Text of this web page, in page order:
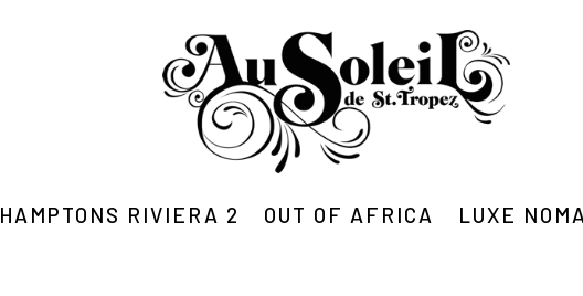
HAMPTONS RIVIERA 2 OUT OF AFRICA LUXE